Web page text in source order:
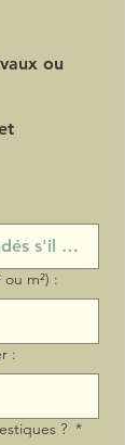
ou
m²) :
:
? *